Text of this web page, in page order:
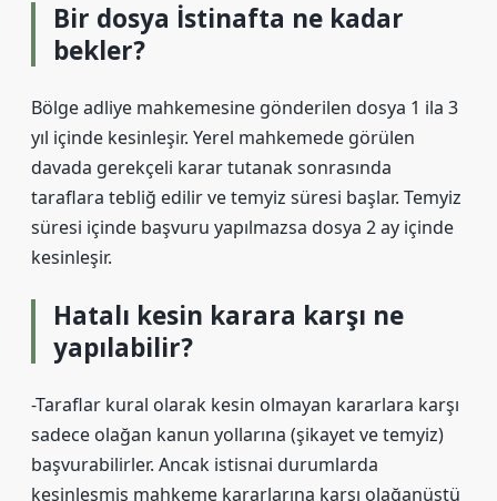
Bir dosya İstinafta ne kadar
bekler?
Bölge adliye mahkemesine gönderilen dosya 1 ila 3
yıl içinde kesinleşir. Yerel mahkemede görülen
davada gerekçeli karar tutanak sonrasında
taraflara tebliğ edilir ve temyiz süresi başlar. Temyiz
süresi içinde başvuru yapılmazsa dosya 2 ay içinde
kesinleşir.
Hatalı kesin karara karşı ne
yapılabilir?
-Taraflar kural olarak kesin olmayan kararlara karşı
sadece olağan kanun yollarına (şikayet ve temyiz)
başvurabilirler. Ancak istisnai durumlarda
kesinleşmiş mahkeme kararlarına karşı olağanüstü